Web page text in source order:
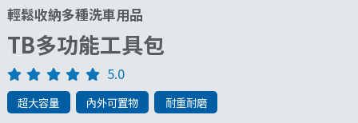
輕鬆收納多種洗車用品
TB多功能工具包
5.0
超大容量 內外可置物 耐重耐磨